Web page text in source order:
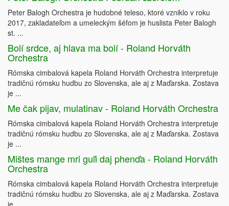
Peter Balogh Orchestra je hudobné teleso, ktoré vzniklo v roku
2017, zakladateľom a umeleckým šéfom je huslista Peter Balogh
st. ...
Bolí srdce, aj hlava ma bolí - Roland Horváth
Orchestra
Rómska cimbalová kapela Roland Horváth Orchestra interpretuje
tradičnú rómsku hudbu zo Slovenska, ale aj z Maďarska. Zostava
je ...
Me čak pijav, mulatinav - Roland Horváth Orchestra
Rómska cimbalová kapela Roland Horváth Orchestra interpretuje
tradičnú rómsku hudbu zo Slovenska, ale aj z Maďarska. Zostava
je ...
Mištes mange mri guľi daj phenďa - Roland Horváth
Orchestra
Rómska cimbalová kapela Roland Horváth Orchestra interpretuje
tradičnú rómsku hudbu zo Slovenska, ale aj z Maďarska. Zostava